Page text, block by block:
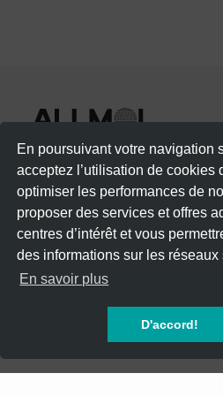
En poursuivant votre navigation
acceptez l’utilisation de cookies
optimiser les performances de
proposer des services et offres
centres d’intérêt et vous
des informations sur les réseaux
En savoir plus
D'accord!
CATÉGORIES